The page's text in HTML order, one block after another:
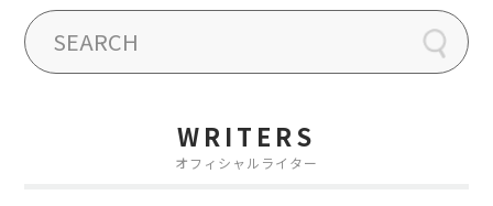
WRITERS
オフィシャルライター